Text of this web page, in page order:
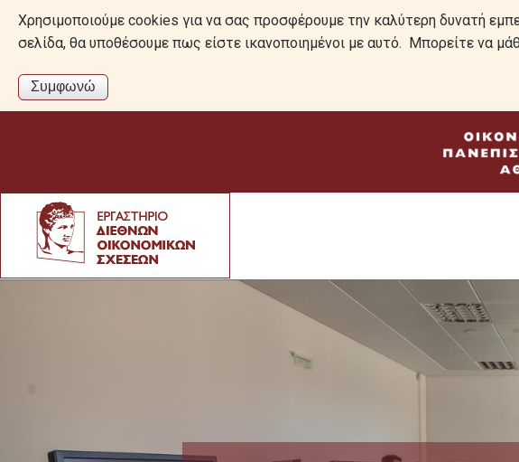
Χρησιμοποιούμε cookies για να σας προσφέρουμε την καλύτερη δυνατή
σελίδα, θα υποθέσουμε πως είστε ικανοποιημένοι με αυτό. Μπορείτε να